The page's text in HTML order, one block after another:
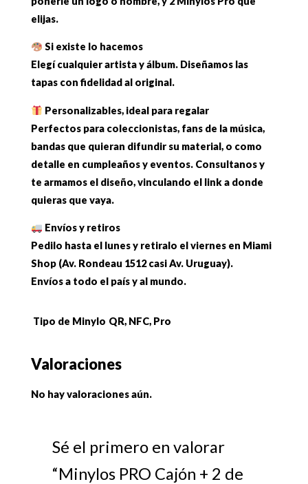
elijas.
Si existe lo hacemos
Elegí cualquier artista y álbum. Diseñamos las
tapas con fidelidad al original.
Personalizables, ideal para regalar
Perfectos para coleccionistas, fans de la música,
bandas que quieran difundir su material, o como
detalle en cumpleaños y eventos. Consultanos y
te armamos el diseño, vinculando el link a donde
quieras que vaya.
Envíos y retiros
Pedilo hasta el lunes y retiralo el viernes en Miami
Shop (Av. Rondeau 1512 casi Av. Uruguay).
Envíos a todo el país y al mundo.
Tipo de Minylo QR, NFC, Pro
Valoraciones
No hay valoraciones aún.
Sé el primero en valorar
“Minylos PRO Cajón + 2 de